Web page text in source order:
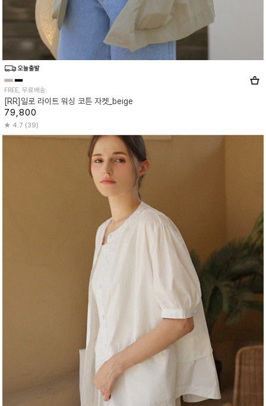
FREE, 무료배송
[RR]일로 라이트 워싱 코튼 자켓_beige
79,800
4.7 (39)